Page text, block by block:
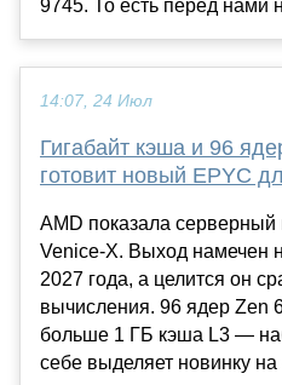
9745. То есть перед нами
14:07, 24 Июл
Гигабайт кэша и 96
готовит новый EPYC
AMD показала
Venice-X. Выход намечен
2027 года, а целится он
вычисления. 96 ядер Zen
больше 1 ГБ кэша L3 —
себе выделяет новинку